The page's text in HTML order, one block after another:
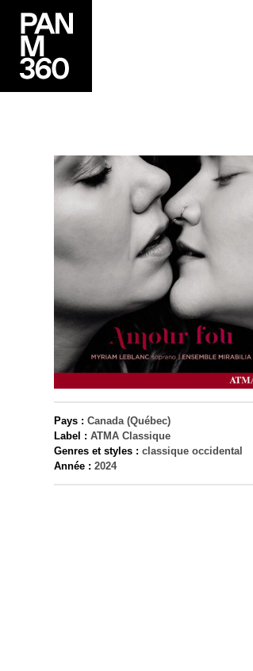
Pays : Canada (Québec)
Label : ATMA Classique
Genres et styles : classique occidental
Année : 2024